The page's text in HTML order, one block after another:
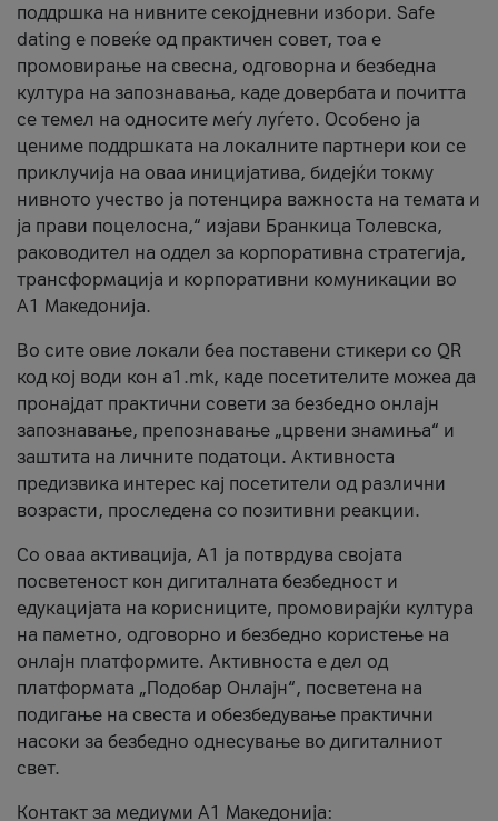
поддршка на нивните секојдневни избори. Safe
dating е повеќе од практичен совет, тоа е
промовирање на свесна, одговорна и безбедна
култура на запознавања, каде довербата и почитта
се темел на односите меѓу луѓето. Особено ја
цениме поддршката на локалните партнери кои се
приклучија на оваа иницијатива, бидејќи токму
нивното учество ја потенцира важноста на темата и
ја прави поцелосна,“ изјави Бранкица Толевска,
раководител на оддел за корпоративна стратегија,
трансформација и корпоративни комуникации во
А1 Македонија.
Во сите овие локали беа поставени стикери со QR
код кој води кон a1.mk, каде посетителите можеа да
пронајдат практични совети за безбедно онлајн
запознавање, препознавање „црвени знамиња“ и
заштита на личните податоци. Активноста
предизвика интерес кај посетители од различни
возрасти, проследена со позитивни реакции.
Со оваа активација, А1 ја потврдува својата
посветеност кон дигиталната безбедност и
едукацијата на корисниците, промовирајќи култура
на паметно, одговорно и безбедно користење на
онлајн платформите. Активноста е дел од
платформата „Подобар Онлајн“, посветена на
подигање на свеста и обезбедување практични
насоки за безбедно однесување во дигиталниот
свет.
Контакт за медиуми А1 Македонија: